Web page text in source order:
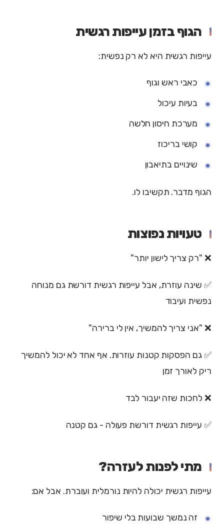
הגוף בזמן עייפות רגשית
עייפות רגשית היא לא רק נפשית:
כאבי ראש וגוף
בעיות עיכול
מערכת חיסון חלשה
קושי בריכוז
שינויים בתיאבון
הגוף מדבר. תקשיבו לו.
טעויות נפוצות
❌ "רק צריך לישון יותר"
✅ שינה עוזרת, אבל עייפות רגשית דורשת גם מנוחה
נפשית ועיבוד
❌ "אני צריך להמשיך, אין לי ברירה"
✅ גם הפסקות קטנות עוזרות. אף אחד לא יכול להמשיך
ריק לאורך זמן
❌ לחכות שזה יעבור לבד
✅ עייפות רגשית דורשת פעולה - גם קטנה
מתי לפנות לעזרה?
עייפות רגשית יכולה להיות נורמלית ועוברת. אבל אם:
זה נמשך שבועות בלי שיפור